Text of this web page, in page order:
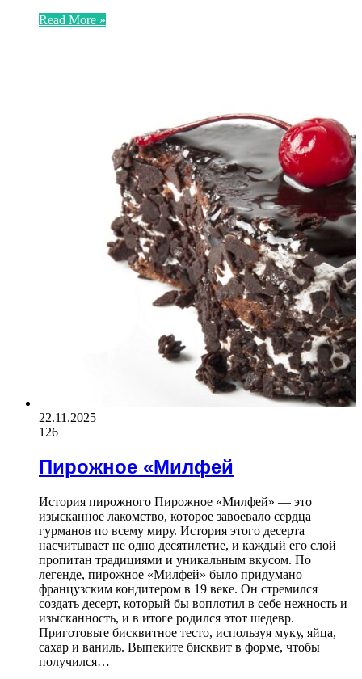
Read More »
22.11.2025
126
Пирожное «Милфей
История пирожного Пирожное «Милфей» — это
изысканное лакомство, которое завоевало сердца
гурманов по всему миру. История этого десерта
насчитывает не одно десятилетие, и каждый его слой
пропитан традициями и уникальным вкусом. По
легенде, пирожное «Милфей» было придумано
французским кондитером в 19 веке. Он стремился
создать десерт, который бы воплотил в себе нежность и
изысканность, и в итоге родился этот шедевр.
Приготовьте бисквитное тесто, используя муку, яйца,
сахар и ваниль. Выпеките бисквит в форме, чтобы
получился…